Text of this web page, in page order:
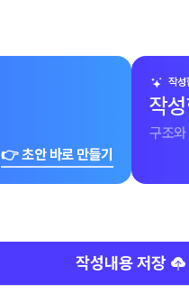
👉 초안 바로 만들기
작성
작
구조
작성내용 저장